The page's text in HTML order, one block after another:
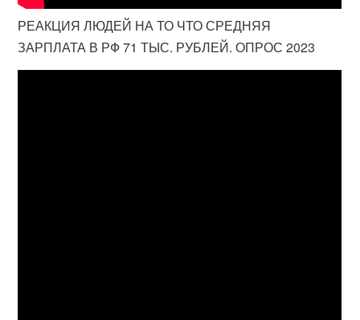
РЕАКЦИЯ ЛЮДЕЙ НА ТО ЧТО СРЕДНЯЯ
ЗАРПЛАТА В РФ 71 ТЫС. РУБЛЕЙ. ОПРОС 2023